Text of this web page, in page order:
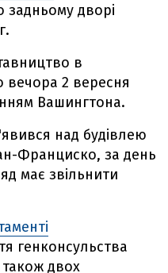
дворі
в
вечора 2 вересня
Вашингтона.
над будівлею
Франциско, за день
має звільнити
генконсульства
двох